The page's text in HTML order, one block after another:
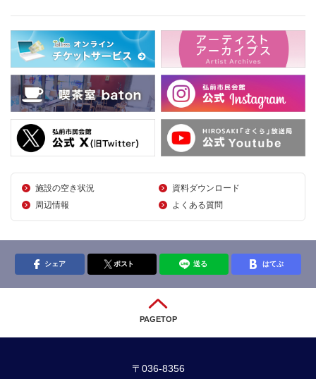
施設の空き状況
資料ダウンロード
周辺情報
よくある質問
シェア ポスト 送る はてぶ
PAGETOP
〒036-8356